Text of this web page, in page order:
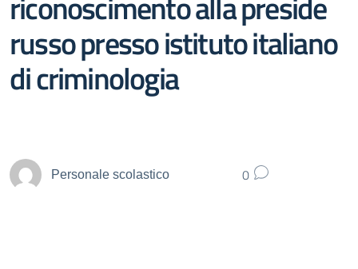
russo presso istituto italiano
di criminologia
Personale scolastico 0